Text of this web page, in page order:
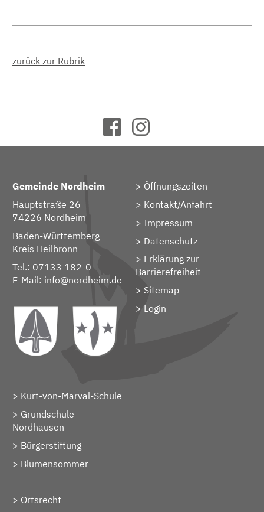
zurück zur Rubrik
Gemeinde Nordheim
Hauptstraße 26
74226 Nordheim
Baden-Württemberg
Kreis Heilbronn
Tel.: 07133 182-0
E-Mail: info@nordheim.de
Öffnungszeiten
Kontakt/Anfahrt
Impressum
Datenschutz
Erklärung zur
Barrierefreiheit
Sitemap
> Login
Kurt-von-Marval-Schule
Grundschule
Nordhausen
Bürgerstiftung
Blumensommer
Ortsrecht